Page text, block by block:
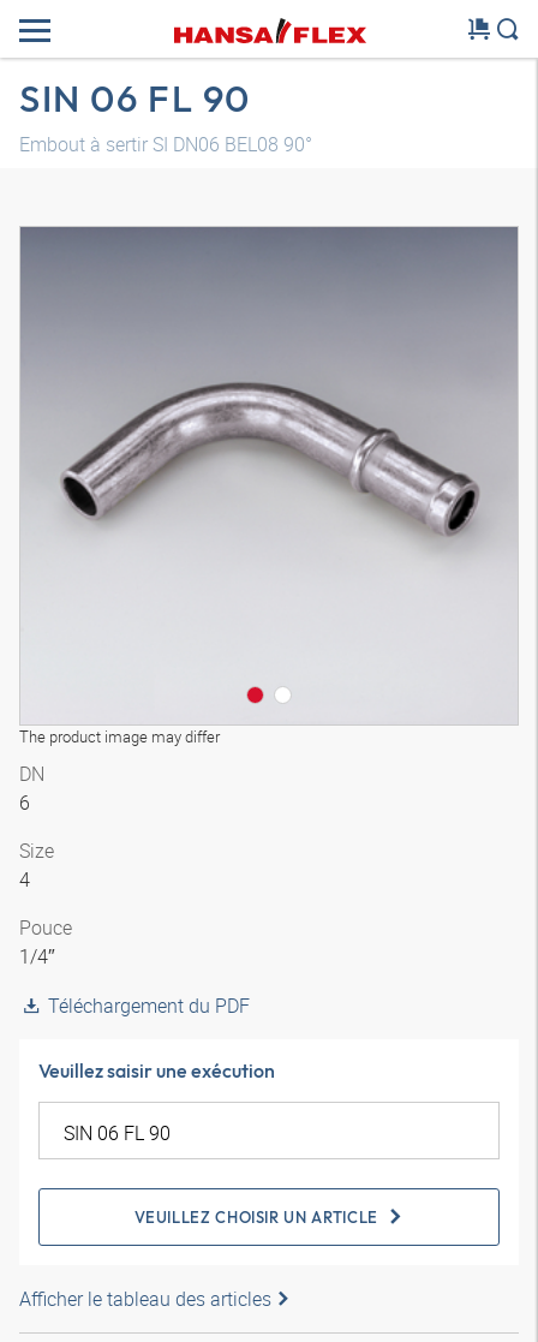
SIN 06 FL 90
Embout à sertir SI DN06 BEL08 90°
The product image may differ
DN
6
Size
4
Pouce
1/4″
Téléchargement du PDF
Veuillez saisir une exécution
VEUILLEZ CHOISIR UN ARTICLE
Afficher le tableau des articles